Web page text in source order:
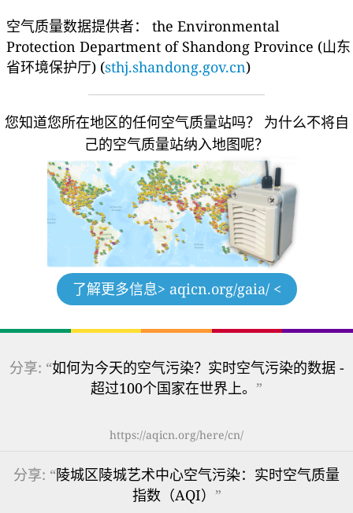
空气质量数据提供者：
the Environmental
Protection Department of Shandong Province (山东
省环境保护厅) (sthj.shandong.gov.cn)
您知道您所在地区的任何空气质量站吗？
为什么不将自
己的空气质量站纳入地图呢？
了解更多信息> aqicn.org/gaia/ <
分享: “如何为今天的空气污染？实时空气污染的数据 -
超过100个国家在世界上。 ”
https://aqicn.org/here/cn/
分享: “陵城区陵城艺术中心空气污染：实时空气质量
指数（AQI） ”